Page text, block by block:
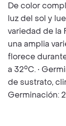
De color
luz del sol y
variedad de la
una amplia
florece
a 32°C. •
de sustrato,
Germinación: